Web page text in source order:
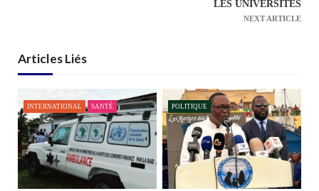
o
n
e
l
’
a
r
LES UNIVERSITÉS
NEXT ARTICLE
Articles Liés
INTERNATIONAL SANTÉ POLITIQUE